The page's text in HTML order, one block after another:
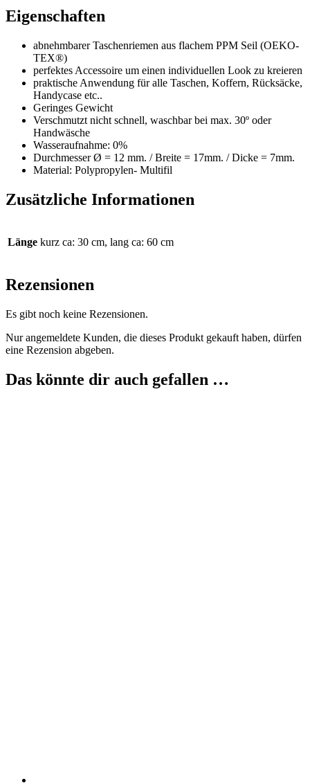
Eigenschaften
abnehmbarer Taschenriemen aus flachem PPM Seil (OEKO-
TEX®)
perfektes Accessoire um einen individuellen Look zu kreieren
praktische Anwendung für alle Taschen, Koffern, Rücksäcke,
Handycase etc..
Geringes Gewicht
Verschmutzt nicht schnell, waschbar bei max. 30º oder
Handwäsche
Wasseraufnahme: 0%
Durchmesser Ø = 12 mm. / Breite = 17mm. / Dicke = 7mm.
Material: Polypropylen- Multifil
Zusätzliche Informationen
Länge kurz ca: 30 cm, lang ca: 60 cm
Rezensionen
Es gibt noch keine Rezensionen.
Nur angemeldete Kunden, die dieses Produkt gekauft haben, dürfen
eine Rezension abgeben.
Das könnte dir auch gefallen …